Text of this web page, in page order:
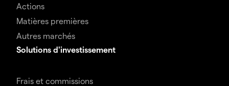
Actions
Matières premières
Autres marchés
Solutions d'investissement
Frais et commissions